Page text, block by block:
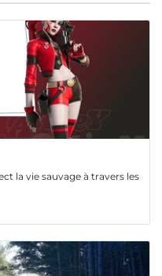
la vie sauvage à travers les